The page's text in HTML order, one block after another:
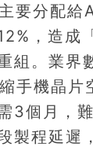
要分配
，造成
組。業
手機晶片
3個月，
製程延